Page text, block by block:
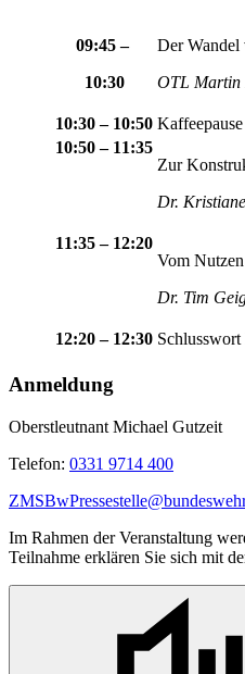
09:45 –
10:30
Der
OTL Martin
10:30 – 10:50 Kaffeepause
10:50 – 11:35
Zur
Dr.
11:35 – 12:20
Vom
Dr. Tim
12:20 – 12:30
Anmeldung
Oberstleutnant Michael Gutzeit
Telefon: 0331 9714 400
Im Rahmen der Veranstaltung
Teilnahme erklären Sie sich mit